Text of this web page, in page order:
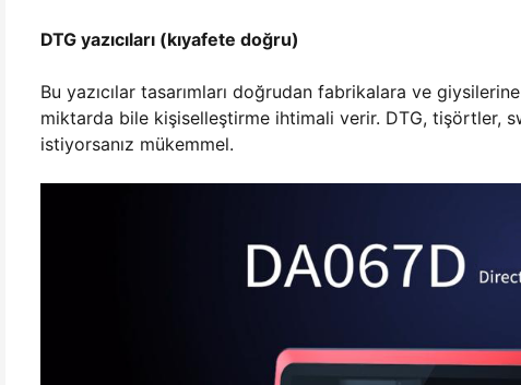
DTG yazıcıları (kıyafete doğru)
Bu yazıcılar tasarımları doğrudan fabrikalara ve
miktarda bile kişiselleştirme ihtimali verir. DTG, tişörtler,
istiyorsanız mükemmel.